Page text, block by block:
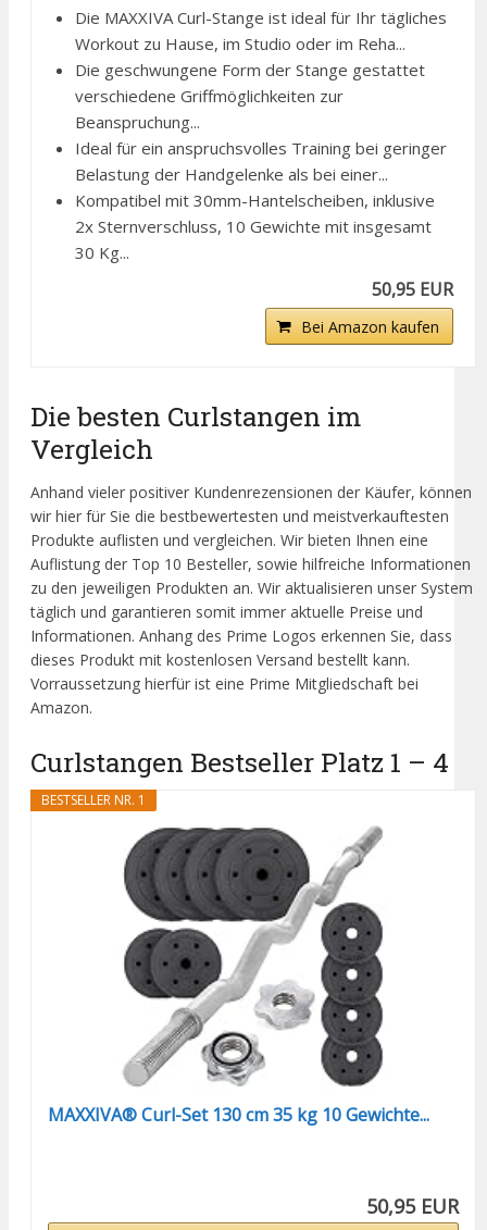
Die MAXXIVA Curl-Stange ist ideal für Ihr tägliches
Workout zu Hause, im Studio oder im Reha...
Die geschwungene Form der Stange gestattet
verschiedene Griffmöglichkeiten zur
Beanspruchung...
Ideal für ein anspruchsvolles Training bei geringer
Belastung der Handgelenke als bei einer...
Kompatibel mit 30mm-Hantelscheiben, inklusive
2x Sternverschluss, 10 Gewichte mit insgesamt
30 Kg...
50,95 EUR
Bei Amazon kaufen
Die besten Curlstangen im
Vergleich
Anhand vieler positiver Kundenrezensionen der Käufer, können
wir hier für Sie die bestbewertesten und meistverkauftesten
Produkte auflisten und vergleichen. Wir bieten Ihnen eine
Auflistung der Top 10 Besteller, sowie hilfreiche Informationen
zu den jeweiligen Produkten an. Wir aktualisieren unser System
täglich und garantieren somit immer aktuelle Preise und
Informationen. Anhang des Prime Logos erkennen Sie, dass
dieses Produkt mit kostenlosen Versand bestellt kann.
Vorraussetzung hierfür ist eine Prime Mitgliedschaft bei
Amazon.
Curlstangen Bestseller Platz 1 – 4
BESTSELLER NR. 1
MAXXIVA® Curl-Set 130 cm 35 kg 10 Gewichte...
50,95 EUR